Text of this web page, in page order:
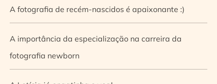
A fotografia de recém-nascidos é apaixonante :)
A importância da especialização na carreira da
fotografia newborn